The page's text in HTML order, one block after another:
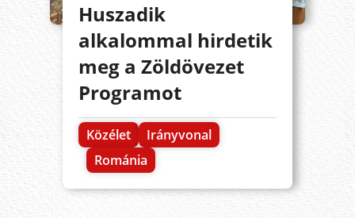
Huszadik
alkalommal hirdetik
meg a Zöldövezet
Programot
Közélet
Irányvonal
Románia